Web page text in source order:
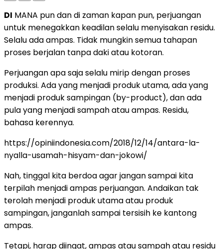
DI MANA pun dan di zaman kapan pun, perjuangan
untuk menegakkan keadilan selalu menyisakan residu.
Selalu ada ampas. Tidak mungkin semua tahapan
proses berjalan tanpa daki atau kotoran.
Perjuangan apa saja selalu mirip dengan proses
produksi. Ada yang menjadi produk utama, ada yang
menjadi produk sampingan (by-product), dan ada
pula yang menjadi sampah atau ampas. Residu,
bahasa kerennya.
https://opiniindonesia.com/2018/12/14/antara-la-
nyalla-usamah-hisyam-dan-jokowi/
Nah, tinggal kita berdoa agar jangan sampai kita
terpilah menjadi ampas perjuangan. Andaikan tak
terolah menjadi produk utama atau produk
sampingan, janganlah sampai tersisih ke kantong
ampas.
Tetapi, harap diingat, ampas atau sampah atau residu